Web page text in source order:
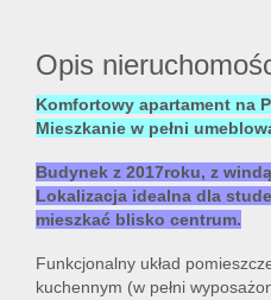
Opis
Komfortowy apartament na
Mieszkanie w pełni
Budynek z 2017roku, z
Lokalizacja idealna dla
mieszkać blisko centrum.
Funkcjonalny układ
kuchennym (w pełni